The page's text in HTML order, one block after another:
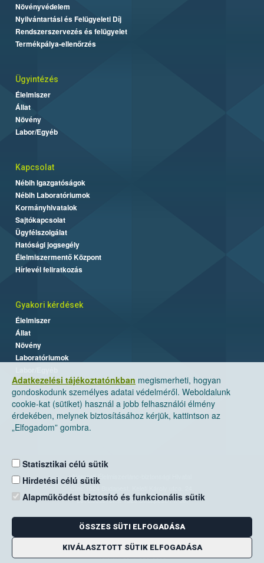
Adatkezelési tájékoztatónkban megismerheti, hogyan
gondoskodunk személyes adatai védelméről. Weboldalunk
cookie-kat (sütiket) használ a jobb felhasználói élmény
érdekében, melynek biztosításához kérjük, kattintson az
„Elfogadom” gombra.
Statisztikai célú sütik
Hirdetési célú sütik
Alapműködést biztosító és funkcionális sütik
ÖSSZES SÜTI ELFOGADÁSA
KIVÁLASZTOTT SÜTIK ELFOGADÁSA
Növényvédelem
Nyilvántartási és Felügyeleti Díj
Rendszerszervezés és felügyelet
Termékpálya-ellenőrzés
Ügyintézés
Élelmiszer
Állat
Növény
Labor/Egyéb
Kapcsolat
Nébih Igazgatóságok
Nébih Laboratóriumok
Kormányhivatalok
Sajtókapcsolat
Ügyfélszolgálat
Hatósági jogsegély
Élelmiszermentő Központ
Hírlevél feliratkozás
Gyakori kérdések
Élelmiszer
Állat
Növény
Laboratóriumok
Nemzeti Élelmiszerlánc-biztonsági Hivatal
Levelezési cím: 1525 Budapest. Pf. 30.
E-mail:ugyfelszolgalat@nebih.gov.hu
Zöld szám: 06-80/263-244
Telefon: 06-1/ 336-9000